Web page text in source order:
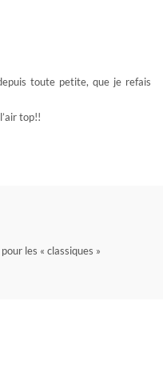
toute petite, que je refais
top!!
les « classiques »